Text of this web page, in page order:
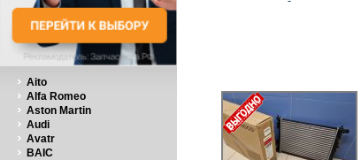
Aito
Alfa Romeo
Aston Martin
Audi
Avatr
BAIC